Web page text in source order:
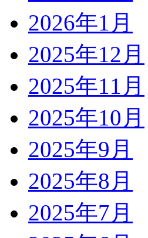
2026年1月
2025年12月
2025年11月
2025年10月
2025年9月
2025年8月
2025年7月